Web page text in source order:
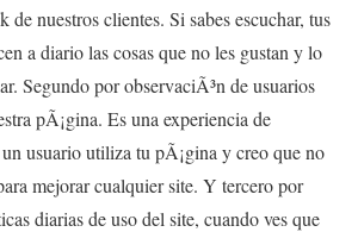
de nuestros clientes. Si sabes escuchar, tus
a diario las cosas que no les gustan y lo
Segundo por observaciÃ³n de usuarios
pÃ¡gina. Es una experiencia de
usuario utiliza tu pÃ¡gina y creo que no
mejorar cualquier site. Y tercero por
diarias de uso del site, cuando ves que